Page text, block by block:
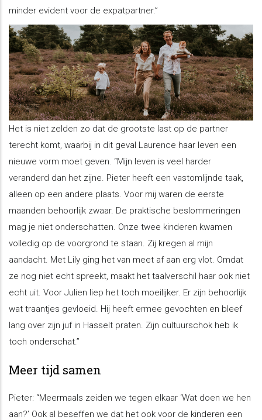
minder evident voor de expatpartner.”
Het is niet zelden zo dat de grootste last op de partner
terecht komt, waarbij in dit geval Laurence haar leven een
nieuwe vorm moet geven. “Mijn leven is veel harder
veranderd dan het zijne. Pieter heeft een vastomlijnde taak,
alleen op een andere plaats. Voor mij waren de eerste
maanden behoorlijk zwaar. De praktische beslommeringen
mag je niet onderschatten. Onze twee kinderen kwamen
volledig op de voorgrond te staan. Zij kregen al mijn
aandacht. Met Lily ging het van meet af aan erg vlot. Omdat
ze nog niet echt spreekt, maakt het taalverschil haar ook niet
echt uit. Voor Julien liep het toch moeilijker. Er zijn behoorlijk
wat traantjes gevloeid. Hij heeft ermee gevochten en bleef
lang over zijn juf in Hasselt praten. Zijn cultuurschok heb ik
toch onderschat.”
Meer tijd samen
Pieter: “Meermaals zeiden we tegen elkaar ‘Wat doen we hen
aan?’ Ook al beseffen we dat het ook voor de kinderen een